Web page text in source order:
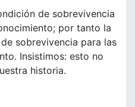
de sobrevivencia
por tanto la
sobrevivencia para las
Insistimos: esto no
historia.